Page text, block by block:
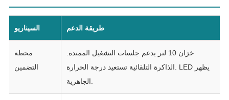
السيناريو طريقة الدعم
محطة
التضمين
خزان 10 لتر يدعم جلسات التشغيل الممتدة.
الذاكرة التلقائية تستعيد درجة الحرارة. LED يظهر